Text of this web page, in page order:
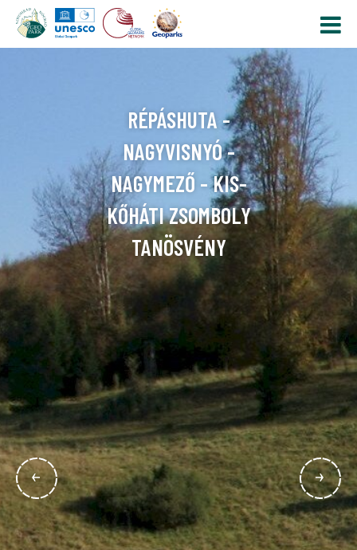
RÉPÁSHUTA -
NAGYVISNYÓ -
NAGYMEZŐ - KIS-
KŐHÁTI ZSOMBOLY
TANÖSVÉNY